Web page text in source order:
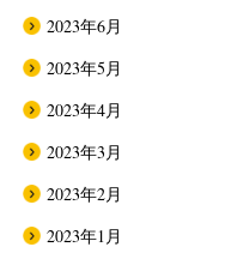
2023年6月
2023年5月
2023年4月
2023年3月
2023年2月
2023年1月